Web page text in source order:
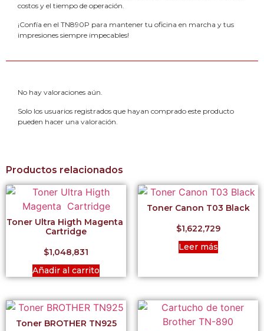
costos y el tiempo de operación.
¡Confía en el TN890P para mantener tu oficina en marcha y tus
impresiones siempre impecables!
No hay valoraciones aún.
Solo los usuarios registrados que hayan comprado este producto
pueden hacer una valoración.
Productos relacionados
Toner Ultra Higth Magenta
Cartridge
$1,048,831
Añadir al carrito
Toner Canon T03 Black
$1,622,729
Leer más
Toner BROTHER TN925